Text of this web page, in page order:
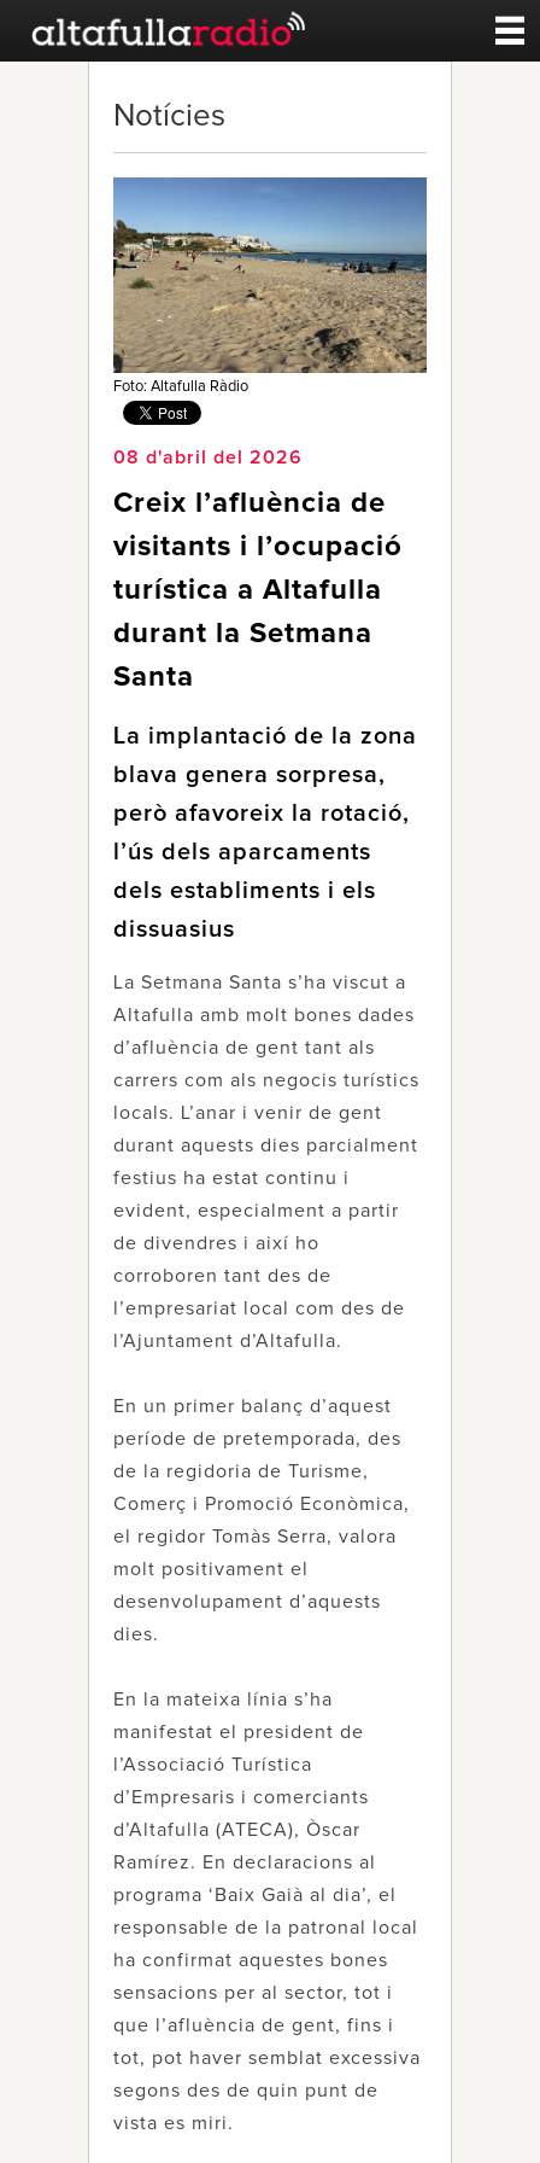
Noticies
Qui Som
Notícies
Foto: Altafulla Ràdio
08 d'abril del 2026
Creix l’afluència de
visitants i l’ocupació
turística a Altafulla
durant la Setmana
Santa
La implantació de la zona
blava genera sorpresa,
però afavoreix la rotació,
l’ús dels aparcaments
dels establiments i els
dissuasius
La Setmana Santa s’ha viscut a
Altafulla amb molt bones dades
d’afluència de gent tant als
carrers com als negocis turístics
locals. L’anar i venir de gent
durant aquests dies parcialment
festius ha estat continu i
evident, especialment a partir
de divendres i així ho
corroboren tant des de
l’empresariat local com des de
l’Ajuntament d’Altafulla.
En un primer balanç d’aquest
període de pretemporada, des
de la regidoria de Turisme,
Comerç i Promoció Econòmica,
el regidor Tomàs Serra, valora
molt positivament el
desenvolupament d’aquests
dies.
En la mateixa línia s’ha
manifestat el president de
l’Associació Turística
d’Empresaris i comerciants
d’Altafulla (ATECA), Òscar
Ramírez. En declaracions al
programa ‘Baix Gaià al dia’, el
responsable de la patronal local
ha confirmat aquestes bones
sensacions per al sector, tot i
que l’afluència de gent, fins i
tot, pot haver semblat excessiva
segons des de quin punt de
vista es miri.